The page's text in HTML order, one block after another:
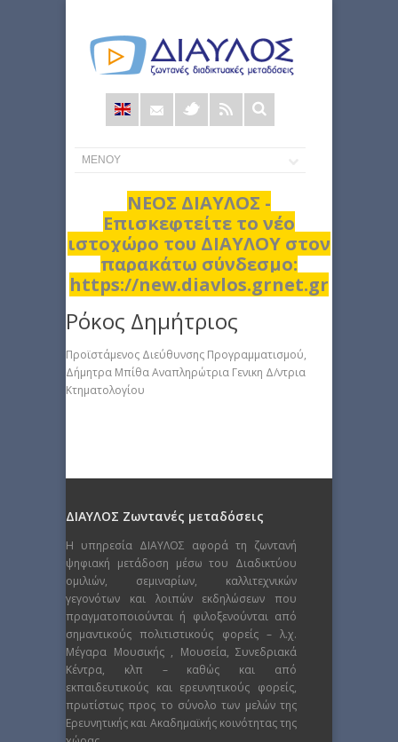
Φόρμα
αναζήτησης
ΝΕΟΣ ΔΙΑΥΛΟΣ -
Επισκεφτείτε το νέο
ιστοχώρο του ΔΙΑΥΛΟΥ στον
παρακάτω σύνδεσμο:
https://new.diavlos.grnet.gr
Ρόκος Δημήτριος
Προϊστάμενος Διεύθυνσης Προγραμματισμού,
Δήμητρα Μπίθα Αναπληρώτρια Γενικη Δ/ντρια
Κτηματολογίου
ΔΙΑΥΛΟΣ Ζωντανές μεταδόσεις
Η υπηρεσία ΔΙΑΥΛΟΣ αφορά τη ζωντανή
ψηφιακή μετάδοση μέσω του Διαδικτύου
ομιλιών, σεμιναρίων, καλλιτεχνικών
γεγονότων και λοιπών εκδηλώσεων που
πραγματοποιούνται ή φιλοξενούνται από
σημαντικούς πολιτιστικούς φορείς – λ.χ.
Μέγαρα Μουσικής , Μουσεία, Συνεδριακά
Κέντρα, κλπ – καθώς και από
εκπαιδευτικούς και ερευνητικούς φορείς,
πρωτίστως προς το σύνολο των μελών της
Ερευνητικής και Ακαδημαϊκής κοινότητας της